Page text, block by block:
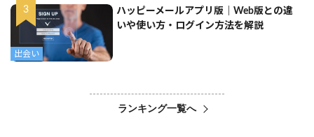
出会い
ハッピーメールアプリ版｜Web版との違
いや使い方・ログイン方法を解説
ランキング一覧へ